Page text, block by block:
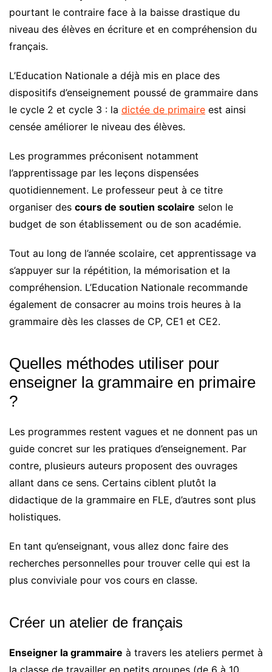
pourtant le contraire face à la baisse drastique du
niveau des élèves en écriture et en compréhension du
français.
L’Education Nationale a déjà mis en place des
dispositifs d’enseignement poussé de grammaire dans
le cycle 2 et cycle 3 : la dictée de primaire est ainsi
censée améliorer le niveau des élèves.
Les programmes préconisent notamment
l’apprentissage par les leçons dispensées
quotidiennement. Le professeur peut à ce titre
organiser des cours de soutien scolaire selon le
budget de son établissement ou de son académie.
Tout au long de l’année scolaire, cet apprentissage va
s’appuyer sur la répétition, la mémorisation et la
compréhension. L’Education Nationale recommande
également de consacrer au moins trois heures à la
grammaire dès les classes de CP, CE1 et CE2.
Quelles méthodes utiliser pour
enseigner la grammaire en primaire
?
Les programmes restent vagues et ne donnent pas un
guide concret sur les pratiques d’enseignement. Par
contre, plusieurs auteurs proposent des ouvrages
allant dans ce sens. Certains ciblent plutôt la
didactique de la grammaire en FLE, d’autres sont plus
holistiques.
En tant qu’enseignant, vous allez donc faire des
recherches personnelles pour trouver celle qui est la
plus conviviale pour vos cours en classe.
Créer un atelier de français
Enseigner la grammaire à travers les ateliers permet à